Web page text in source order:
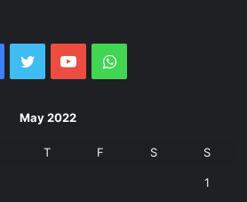
Facebook
Twitter YouTubeWhatsApp
May 2022
T F S S
1